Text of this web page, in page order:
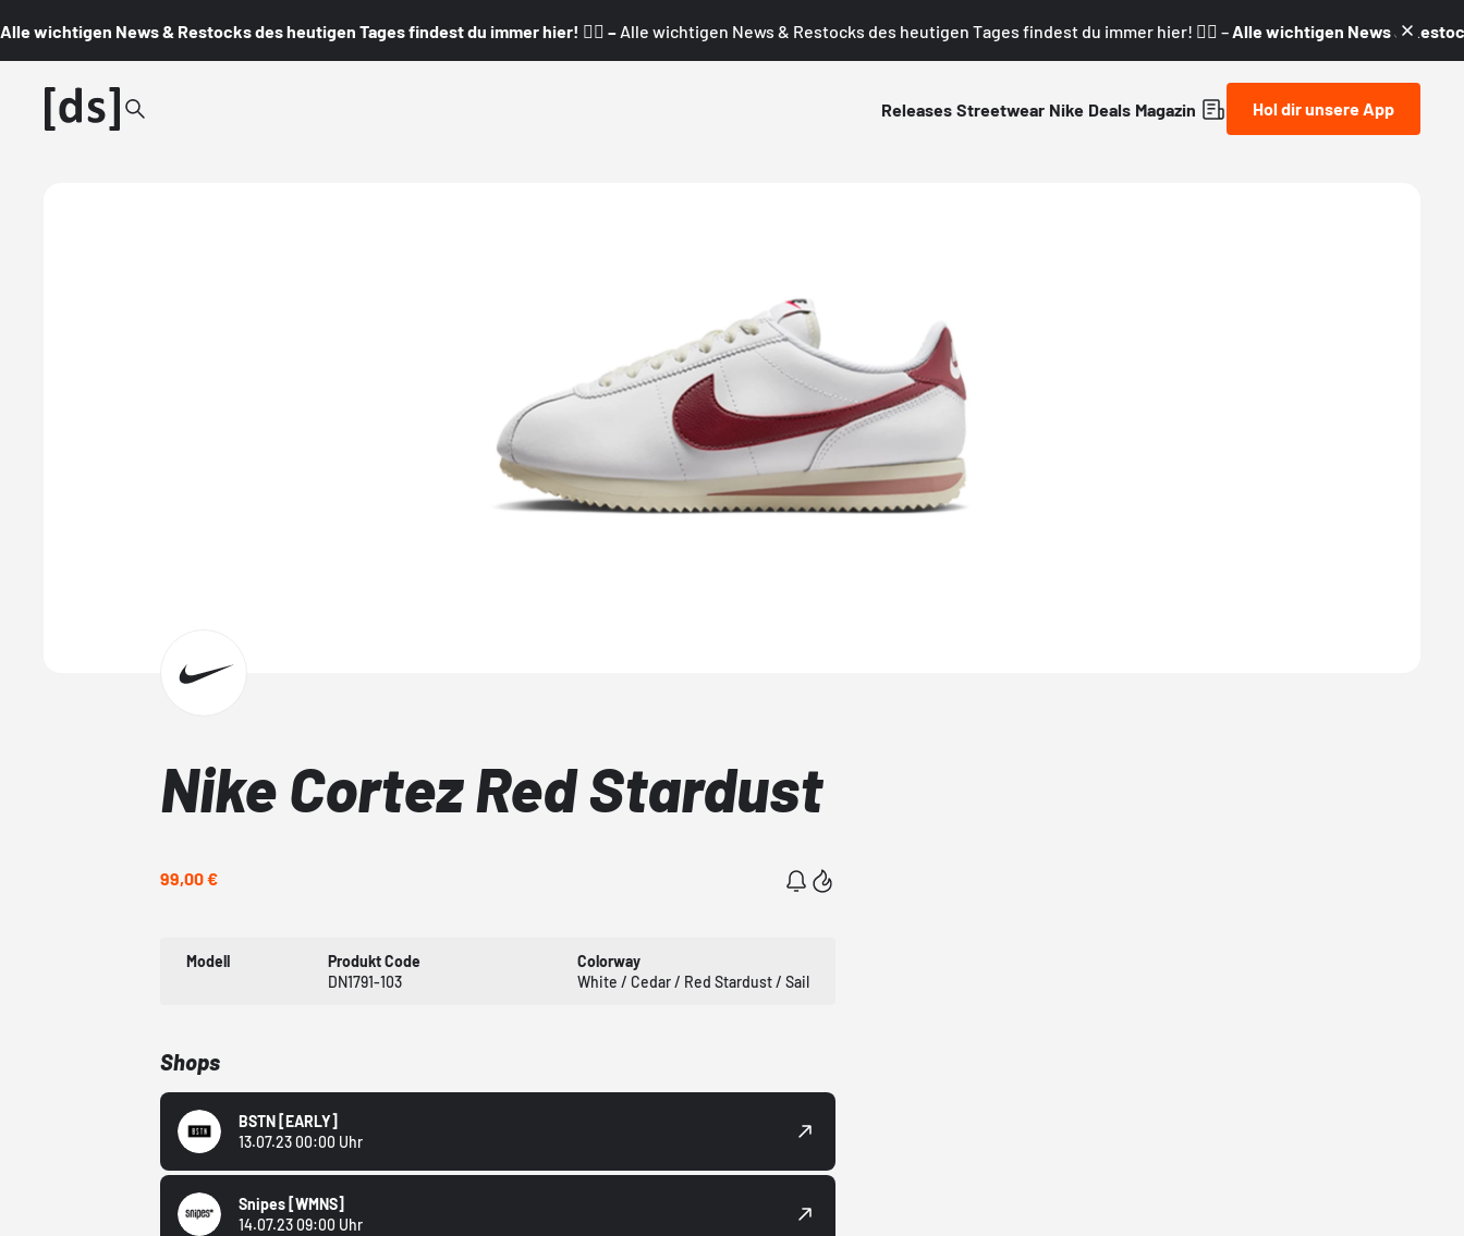
Alle wichtigen News & Restocks des heutigen Tages findest du immer hier! 👇🏼 – Alle wichtigen News & Restocks des heutigen Tages findest du immer hier! 👇🏼 – Alle wichtigen News &
Releases Streetwear Nike Deals Magazin Hol dir unsere App
Nike Cortez Red Stardust
99,00 €
Modell
Produkt Code
DN1791-103
Colorway
White / Cedar / Red Stardust / Sail
Shops
BSTN [EARLY]
13.07.23 00:00 Uhr
Snipes [WMNS]
14.07.23 09:00 Uhr